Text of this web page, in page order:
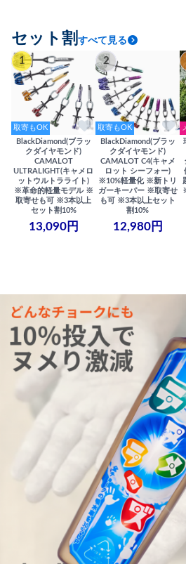
セット割 すべて見る
1
取寄もOK
BlackDiamond(ブラッ
クダイヤモンド)
CAMALOT
ULTRALIGHT(キャメロ
ットウルトラライト)
※革命的軽量モデル ※
取寄せも可 ※3本以上
セット割10%
13,090円
2
取寄もOK
BlackDiamond(ブラッ
クダイヤモンド)
CAMALOT C4(キャメ
ロット シーフォー)
※10%軽量化 ※新トリ
ガーキーパー ※取寄せ
も可 ※3本以上セット
割10%
12,980円